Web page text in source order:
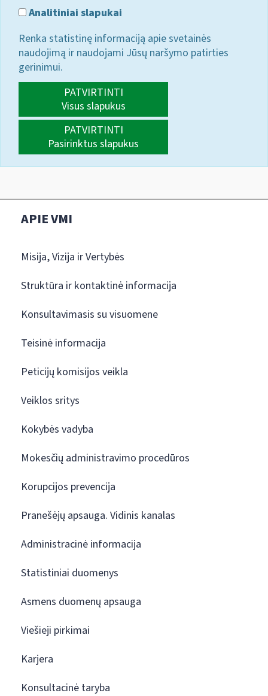
Analitiniai slapukai
Renka statistinę informaciją apie svetainės
naudojimą ir naudojami Jūsų naršymo patirties
gerinimui.
PATVIRTINTI
Visus slapukus
PATVIRTINTI
Pasirinktus slapukus
APIE VMI
Misija, Vizija ir Vertybės
Struktūra ir kontaktinė informacija
Konsultavimasis su visuomene
Teisinė informacija
Peticijų komisijos veikla
Veiklos sritys
Kokybės vadyba
Mokesčių administravimo procedūros
Korupcijos prevencija
Pranešėjų apsauga. Vidinis kanalas
Administracinė informacija
Statistiniai duomenys
Asmens duomenų apsauga
Viešieji pirkimai
Karjera
Konsultacinė taryba